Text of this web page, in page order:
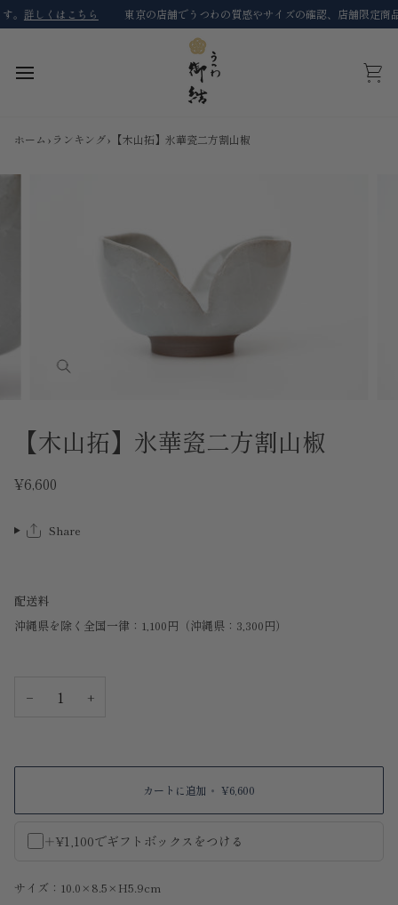
コ
ン
詳しくはこちら 東京の店舗でうつわの質感やサイズの確認、店舗限定商品
カ
ホーム › ランキング› 【木山拓】氷華瓷二方割山椒
【木山拓】氷華瓷二方割山椒
¥6,600
Share
配送料
沖縄県を除く全国一律：1,100円（沖縄県：3,300円）
− +
カートに追加 • ¥6,600
＋¥1,100でギフトボックスをつける
サイズ：10.0×8.5×H5.9cm